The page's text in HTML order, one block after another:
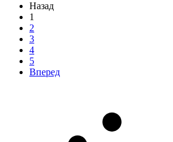
Назад
1
2
3
4
5
Вперед